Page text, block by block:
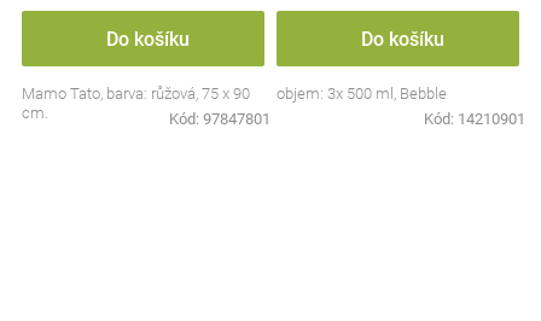
Do košíku
Mamo Tato, barva: růžová, 75 x 90
cm.
Kód: 97847801
Do košíku
objem: 3x 500 ml, Bebble
Kód: 14210901